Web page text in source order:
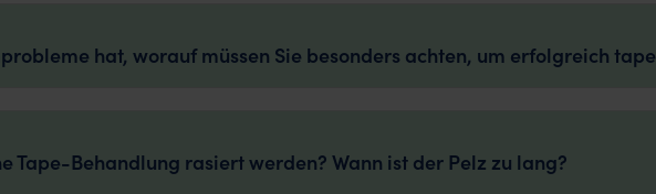
hat, worauf müssen Sie besonders achten, um erfolgreich
Tape-Behandlung rasiert werden? Wann ist der Pelz zu lang?